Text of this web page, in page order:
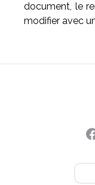
document, le
modifier avec